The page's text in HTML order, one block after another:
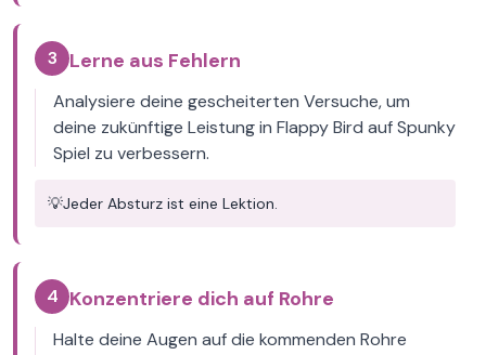
3 Lerne aus Fehlern
Analysiere deine gescheiterten Versuche, um
deine zukünftige Leistung in Flappy Bird auf Spunky
Spiel zu verbessern.
💡Jeder Absturz ist eine Lektion.
4 Konzentriere dich auf Rohre
Halte deine Augen auf die kommenden Rohre